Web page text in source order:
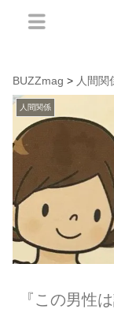
BUZZmag > 人間関
人間関係
『この男性